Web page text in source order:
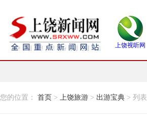
上饶视听网
您的位置： 首页 > 上饶旅游 > 出游宝典 > 列表